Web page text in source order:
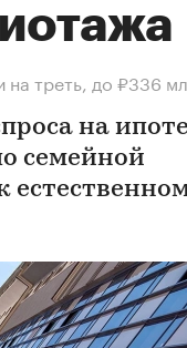
на треть, до ₽336
на
семейной